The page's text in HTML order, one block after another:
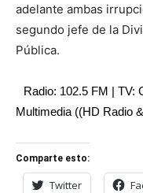
adelante ambas
segundo jefe de la
Pública.
Radio: 102.5 FM | TV:
Multimedia ((HD Radio
Comparte esto:
Twitter